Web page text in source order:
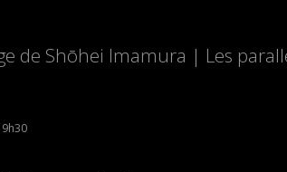
de Shōhei Imamura | Les